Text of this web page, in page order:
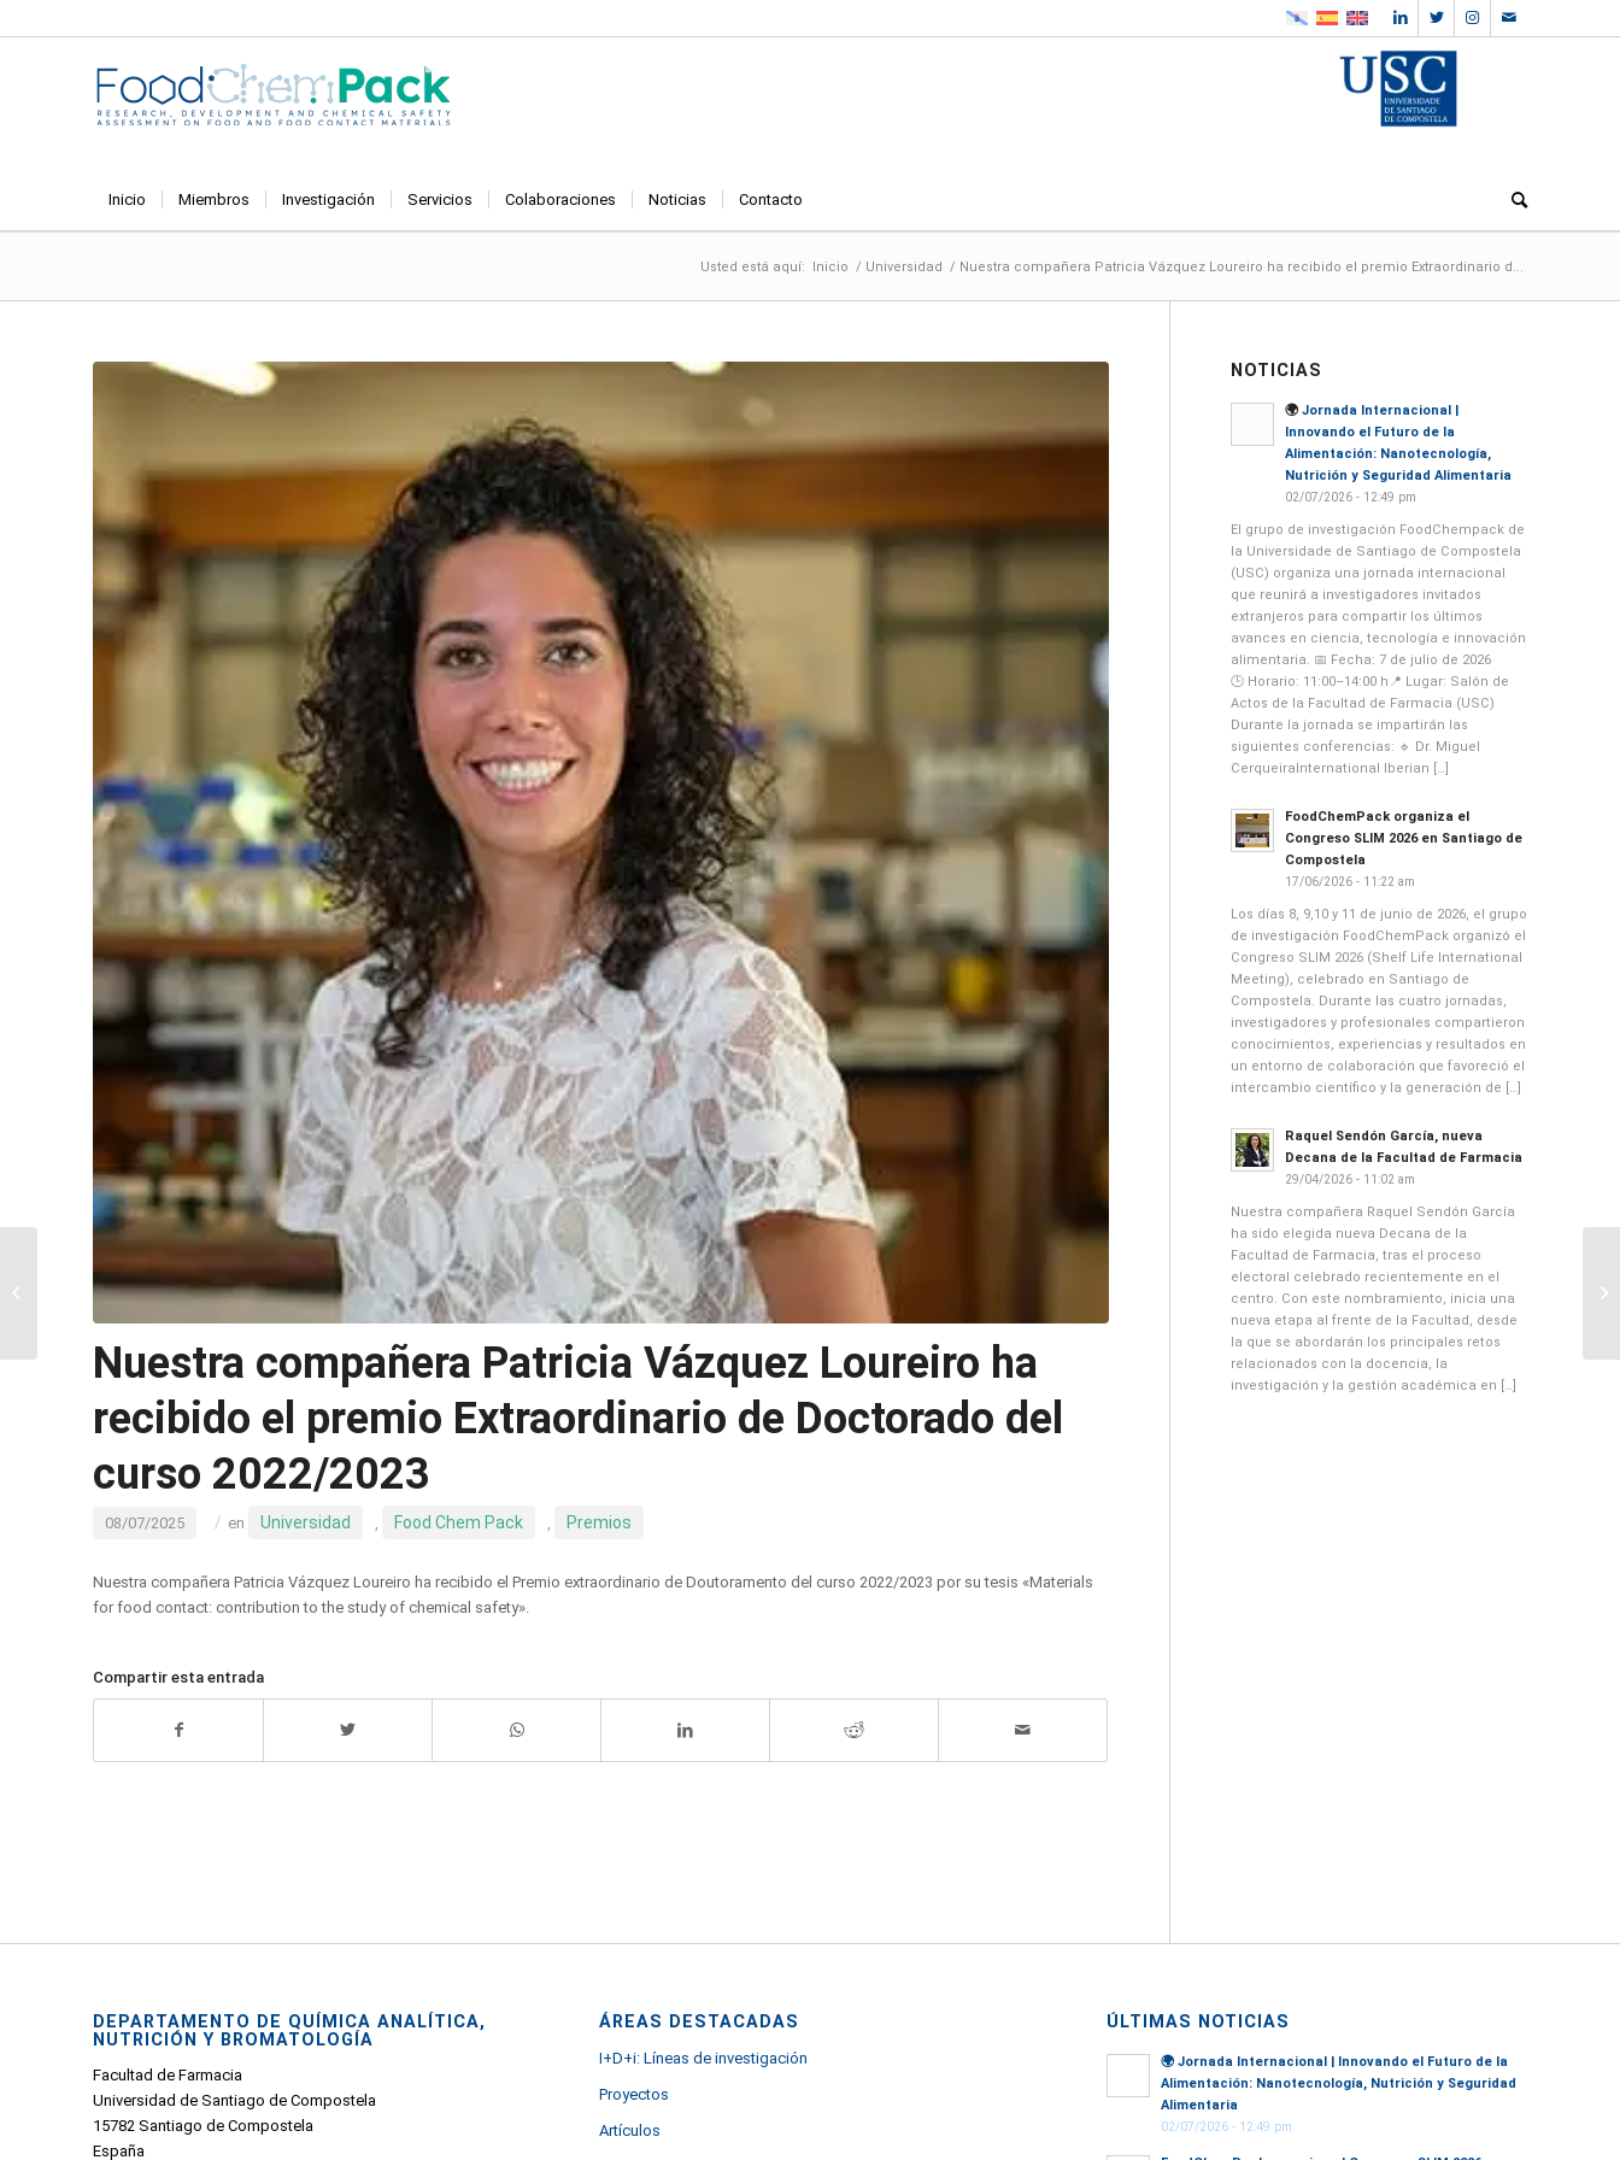
Inicio Miembros Investigación Servicios Colaboraciones Noticias Contacto
Usted está aquí: Inicio / Universidad / Nuestra compañera Patricia Vázquez Loureiro ha recibido el premio Extraordinario d...
Nuestra compañera Patricia Vázquez Loureiro ha
recibido el premio Extraordinario de Doctorado del
curso 2022/2023
08/07/2025 / en Universidad Food Chem Pack Premios
Nuestra compañera Patricia Vázquez Loureiro ha recibido el Premio extraordinario de Doutoramento del curso 2022/2023 por su tesis «Materials
for food contact: contribution to the study of chemical safety».
Compartir esta entrada
NOTICIAS
🌍 Jornada Internacional |
Innovando el Futuro de la
Alimentación: Nanotecnología,
Nutrición y Seguridad Alimentaria
02/07/2026 - 12:49 pm
El grupo de investigación FoodChempack de
la Universidade de Santiago de Compostela
(USC) organiza una jornada internacional
que reunirá a investigadores invitados
extranjeros para compartir los últimos
avances en ciencia, tecnología e innovación
alimentaria. 📅 Fecha: 7 de julio de 2026
🕒 Horario: 11:00–14:00 h📍 Lugar: Salón de
Actos de la Facultad de Farmacia (USC)
Durante la jornada se impartirán las
siguientes conferencias: 🔹 Dr. Miguel
CerqueiraInternational Iberian […]
FoodChemPack organiza el
Congreso SLIM 2026 en Santiago de
Compostela
17/06/2026 - 11:22 am
Los días 8, 9,10 y 11 de junio de 2026, el grupo
de investigación FoodChemPack organizó el
Congreso SLIM 2026 (Shelf Life International
Meeting), celebrado en Santiago de
Compostela. Durante las cuatro jornadas,
investigadores y profesionales compartieron
conocimientos, experiencias y resultados en
un entorno de colaboración que favoreció el
intercambio científico y la generación de […]
Raquel Sendón García, nueva
Decana de la Facultad de Farmacia
29/04/2026 - 11:02 am
Nuestra compañera Raquel Sendón García
ha sido elegida nueva Decana de la
Facultad de Farmacia, tras el proceso
electoral celebrado recientemente en el
centro. Con este nombramiento, inicia una
nueva etapa al frente de la Facultad, desde
la que se abordarán los principales retos
relacionados con la docencia, la
investigación y la gestión académica en […]
DEPARTAMENTO DE QUÍMICA ANALÍTICA,
NUTRICIÓN Y BROMATOLOGÍA
Facultad de Farmacia
Universidad de Santiago de Compostela
15782 Santiago de Compostela
España
ÁREAS DESTACADAS
I+D+i: Líneas de investigación
Proyectos
Artículos
ÚLTIMAS NOTICIAS
🌍 Jornada Internacional | Innovando el Futuro de la
Alimentación: Nanotecnología, Nutrición y Seguridad
Alimentaria
02/07/2026 - 12:49 pm
Symposium on Food